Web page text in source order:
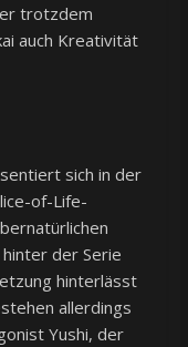
trotzdem
auch Kreativität
sich in der
of-Life-
der Serie
hinterlässt
allerdings
Yushi, der